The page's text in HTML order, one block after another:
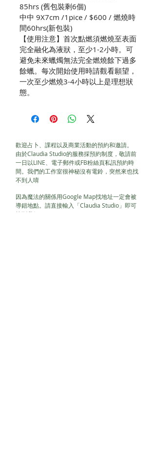
85hrs (舊包裝剩6個)
中中 9X7cm /1pice / $600 / 燃燒時
間60hrs(新包裝)
【使用注意】首次點燃須燃燒至表面
完全融化為液狀，至少1-2小時。可
避免未來蠟燭無法完全燃燒餘下過多
餘蠟。每次開始使用時請觀看願望，
一次至少燃燒3-4小時以上是理想狀
態。
歡迎占卜、課程以及商業活動的預約和邀請。
由於Claudia Studio的服務採預約制度，敬請前
一日以LINE、電子郵件或FB粉絲頁私訊預約時
間。我們的工作室很神秘沒有電鈴，突然來也找
不到人唷
因為魔法的關係用Google Map找地址一定會被
導錯地點。請直接輸入「Claudia Studio」即可
找到我們。